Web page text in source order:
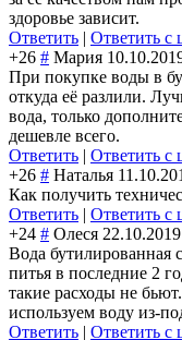
здоровье зависит.
Ответить | Ответить с
+26 # Мария
При покупке воды в
откуда её разлили.
вода, только
дешевле всего.
Ответить | Ответить с
+26 # Наталья
Как получить
Ответить | Ответить с
+24 # Олеся
Вода бутилированная
питья в последние 2
такие расходы не
используем воду из-
Ответить | Ответить с